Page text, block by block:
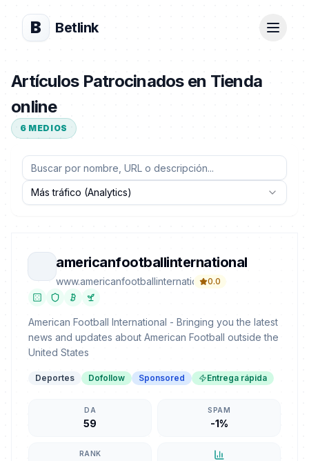
B Betlink
Artículos Patrocinados en Tienda
online
6 MEDIOS
Más tráfico (Analytics)
americanfootballinternational
www.americanfootballinternational.com
0.0
American Football International - Bringing you the latest
news and updates about American Football outside the
United States
Deportes Dofollow Sponsored Entrega rápida
DA
59
SPAM
-1%
RANK